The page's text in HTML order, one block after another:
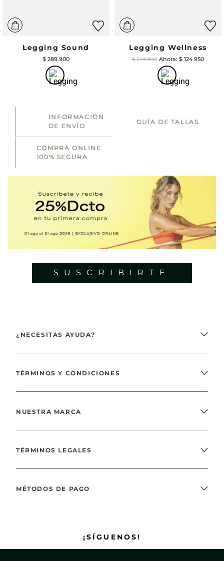
Legging Sound
$ 289.900
Legging Wellness
$ 249.900 $ 124.950
INFORMACIÓN
DE ENVÍO
GUÍA DE TALLAS
COMPRA ONLINE
100% SEGURA
SUSCRIBIRTE
¿NECESITAS AYUDA?
TÉRMINOS Y CONDICIONES
NUESTRA MARCA
TÉRMINOS LEGALES
MÉTODOS DE PAGO
¡SÍGUENOS!